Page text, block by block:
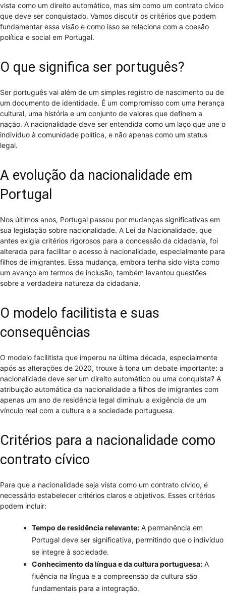
vista como um direito automático, mas sim como um contrato cívico
que deve ser conquistado. Vamos discutir os critérios que podem
fundamentar essa visão e como isso se relaciona com a coesão
política e social em Portugal.
O que significa ser português?
Ser português vai além de um simples registro de nascimento ou de
um documento de identidade. É um compromisso com uma herança
cultural, uma história e um conjunto de valores que definem a
nação. A nacionalidade deve ser entendida como um laço que une o
indivíduo à comunidade política, e não apenas como um status
legal.
A evolução da nacionalidade em
Portugal
Nos últimos anos, Portugal passou por mudanças significativas em
sua legislação sobre nacionalidade. A Lei da Nacionalidade, que
antes exigia critérios rigorosos para a concessão da cidadania, foi
alterada para facilitar o acesso à nacionalidade, especialmente para
filhos de imigrantes. Essa mudança, embora tenha sido vista como
um avanço em termos de inclusão, também levantou questões
sobre a verdadeira natureza da cidadania.
O modelo facilitista e suas
consequências
O modelo facilitista que imperou na última década, especialmente
após as alterações de 2020, trouxe à tona um debate importante: a
nacionalidade deve ser um direito automático ou uma conquista? A
atribuição automática da nacionalidade a filhos de imigrantes com
apenas um ano de residência legal diminuiu a exigência de um
vínculo real com a cultura e a sociedade portuguesa.
Critérios para a nacionalidade como
contrato cívico
Para que a nacionalidade seja vista como um contrato cívico, é
necessário estabelecer critérios claros e objetivos. Esses critérios
podem incluir:
Tempo de residência relevante: A permanência em
Portugal deve ser significativa, permitindo que o indivíduo
se integre à sociedade.
Conhecimento da língua e da cultura portuguesa: A
fluência na língua e a compreensão da cultura são
fundamentais para a integração.